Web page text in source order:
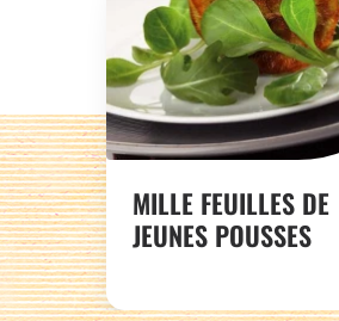
MILLE FEUILLES DE
JEUNES POUSSES